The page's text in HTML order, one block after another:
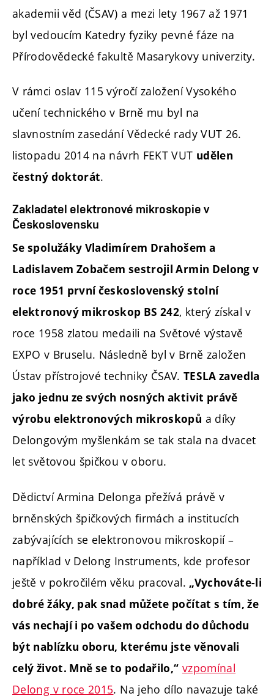
akademii věd (ČSAV) a mezi lety 1967 až 1971
byl vedoucím Katedry fyziky pevné fáze na
Přírodovědecké fakultě Masarykovy univerzity.
V rámci oslav 115 výročí založení Vysokého
učení technického v Brně mu byl na
slavnostním zasedání Vědecké rady VUT 26.
listopadu 2014 na návrh FEKT VUT udělen
čestný doktorát.
Zakladatel elektronové mikroskopie v
Československu
Se spolužáky Vladimírem Drahošem a
Ladislavem Zobačem sestrojil Armin Delong v
roce 1951 první československý stolní
elektronový mikroskop BS 242, který získal v
roce 1958 zlatou medaili na Světové výstavě
EXPO v Bruselu. Následně byl v Brně založen
Ústav přístrojové techniky ČSAV. TESLA zavedla
jako jednu ze svých nosných aktivit právě
výrobu elektronových mikroskopů a díky
Delongovým myšlenkám se tak stala na dvacet
let světovou špičkou v oboru.
Dědictví Armina Delonga přežívá právě v
brněnských špičkových firmách a institucích
zabývajících se elektronovou mikroskopií –
například v Delong Instruments, kde profesor
ještě v pokročilém věku pracoval. „Vychováte-li
dobré žáky, pak snad můžete počítat s tím, že
vás nechají i po vašem odchodu do důchodu
být nablízku oboru, kterému jste věnovali
celý život. Mně se to podařilo,“ vzpomínal
Delong v roce 2015. Na jeho dílo navazuje také